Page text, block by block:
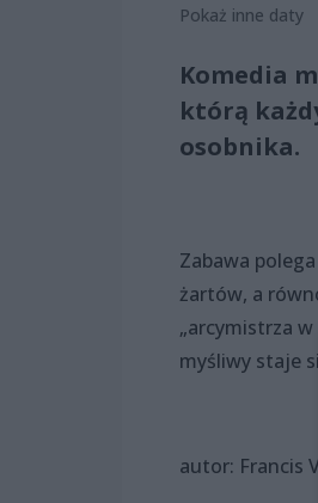
Pokaż inne daty
Komedia
którą
osobnika.
Zabawa
żartów, a
„arcymistrza
myśliwy staje
autor: Francis